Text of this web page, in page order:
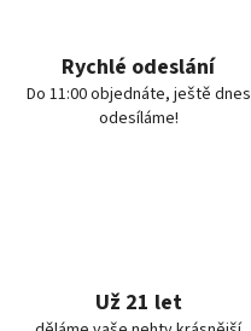
Rychlé odeslání
Do 11:00 objednáte, ještě dnes
odesíláme!
Už 21 let